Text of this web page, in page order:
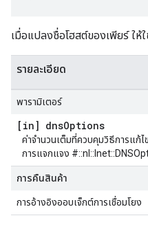
เมื่อแปลงชื่อโฮสต์ของเพียร์ ให้
รายละเอียด
พารามิเตอร์
[in] dnsOptions
ค่าจำนวนเต็มที่ควบคุมวิธีการแก้ไ
การแจกแจง
การคืนสินค้า
การอ้างอิงออบเจ็กต์การเชื่อมโยง